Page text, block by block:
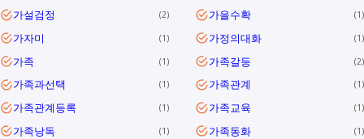
가설검정 2 가을수확 1
가자미 1 가정의대화 1
가족 1 가족갈등 2
가족과선택 1 가족관계 1
가족관계등록 1 가족교육 1
가족낭독 1 가족동화 1